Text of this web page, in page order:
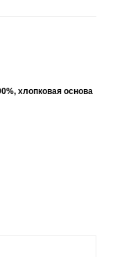
хлопковая основа